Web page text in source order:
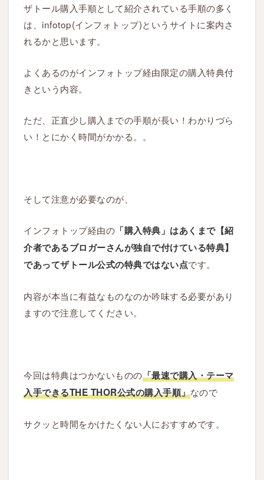
ザトール購入手順として紹介されている手順の多く
は、infotop(インフォトップ)というサイトに案内さ
れるかと思います。
よくあるのがインフォトップ経由限定の購入特典付
きという内容。
ただ、正直少し購入までの手順が長い！わかりづら
い！とにかく時間がかかる。。
そして注意が必要なのが、
インフォトップ経由の 「購入特典」はあくまで【紹
介者であるブロガーさんが独自で付けている特典】
であってザトール公式の特典ではない点です。
内容が本当に有益なものなのか吟味する必要があり
ますので注意してください。
今回は特典はつかないものの「最速で購入・テーマ
入手できるTHE THOR公式の購入手順」なので
サクッと時間をかけたくない人におすすめです。